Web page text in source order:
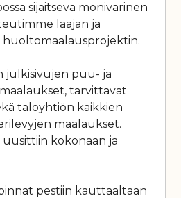
sijaitseva monivärinen
laajan ja
huoltomaalausprojektin.
julkisivujen puu- ja
tarvittavat
taloyhtiön kaikkien
maalaukset.
kokonaan ja
pestiin kauttaaltaan